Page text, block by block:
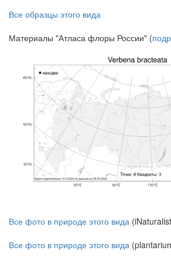
Все образцы этого вида
Материалы "Атласа флоры России" (
Все фото в природе этого вида
Все фото в природе этого вида